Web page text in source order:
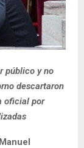
público y no
descartaron
oficial por
Manuel